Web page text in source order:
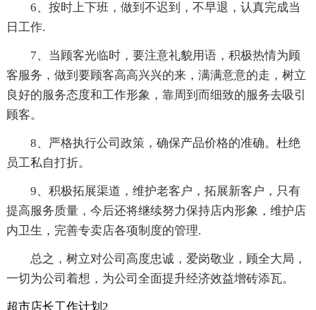
6、按时上下班，做到不迟到，不早退，认真完成当
日工作.
7、当顾客光临时，要注意礼貌用语，积极热情为顾
客服务，做到要顾客高高兴兴的来，满满意意的走，树立
良好的服务态度和工作形象，靠周到而细致的服务去吸引
顾客。
8、严格执行公司政策，确保产品价格的准确。杜绝
员工私自打折。
9、积极拓展渠道，维护老客户，拓展新客户，只有
提高服务质量，今后还将继续努力保持店内形象，维护店
内卫生，完善专卖店各项制度的管理.
总之，树立对公司高度忠诚，爱岗敬业，顾全大局，
一切为公司着想，为公司全面提升经济效益增砖添瓦。
超市店长工作计划2